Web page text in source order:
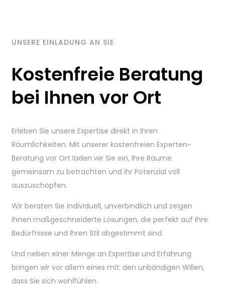
UNSERE EINLADUNG AN SIE
Kostenfreie Beratung
bei Ihnen vor Ort
Erleben Sie unsere Expertise direkt in Ihren
Räumlichkeiten. Mit unserer kostenfreien Experten-
Beratung vor Ort laden wir Sie ein, Ihre Räume
gemeinsam zu betrachten und ihr Potenzial voll
auszuschöpfen.
Wir beraten Sie individuell, unverbindlich und zeigen
Ihnen maßgeschneiderte Lösungen, die perfekt auf Ihre
Bedürfnisse und Ihren Stil abgestimmt sind.
Und neben einer Menge an Expertise und Erfahrung
bringen wir vor allem eines mit: den unbändigen Willen,
dass Sie sich wohlfühlen.